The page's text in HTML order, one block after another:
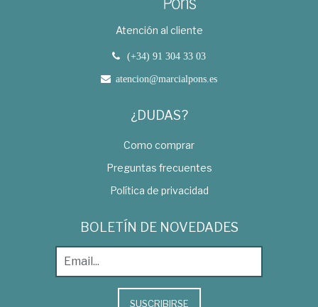
Atención al cliente
(+34) 91 304 33 03
atencion@marcialpons.es
¿DUDAS?
Como comprar
Preguntas frecuentes
Política de privacidad
BOLETÍN DE NOVEDADES
SUSCRIBIRSE